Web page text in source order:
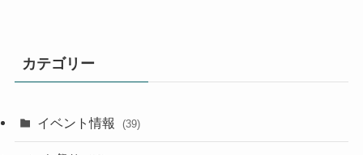
カテゴリー
イベント情報 (39)